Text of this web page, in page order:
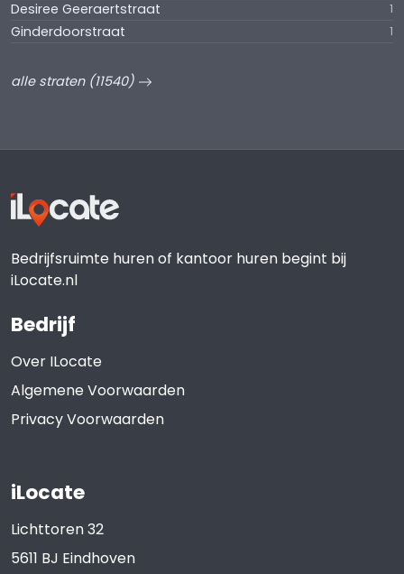
Desiree Geeraertstraat 1
Ginderdoorstraat 1
alle straten (11540)
Bedrijfsruimte huren of kantoor huren begint bij
iLocate.nl
Bedrijf
Over ILocate
Algemene Voorwaarden
Privacy Voorwaarden
iLocate
Lichttoren 32
5611 BJ Eindhoven